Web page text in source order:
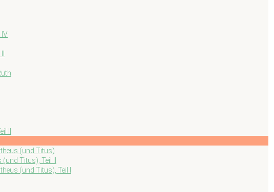
II
(und Titus)
Titus), Teil II
(und Titus), Teil I